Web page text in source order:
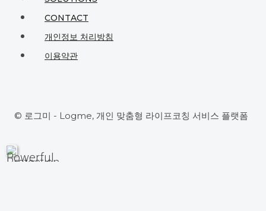
CONTACT
개인정보 처리방침
이용약관
© 로그미 - Logme, 개인 맞춤형 라이프코칭 서비스 플랫폼